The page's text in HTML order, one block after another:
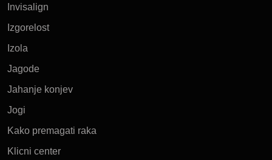
Invisalign
Izgorelost
Izola
Jagode
Jahanje konjev
Jogi
Kako premagati raka
Klicni center